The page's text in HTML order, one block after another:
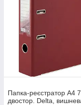
Папка-реєстратор А4
двостор. Delta,